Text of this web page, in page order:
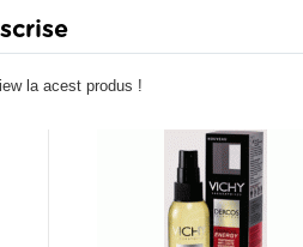
la acest produs !